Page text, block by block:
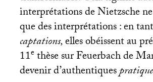
interprétations de Nietzsche
que des interprétations : en
captations,elles obéissent au
11ethèse sur Feuerbach de
devenir d’authentiques